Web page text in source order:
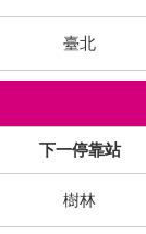
臺北
下一停靠站
樹林